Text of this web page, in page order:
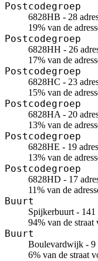
Postcodegroep
6828HB - 28
19% van de
Postcodegroep
6828HH - 26
17% van de
Postcodegroep
6828HC - 23
15% van de
Postcodegroep
6828HA - 20
13% van de
Postcodegroep
6828HE - 19
13% van de
Postcodegroep
6828HD - 17
11% van de
Buurt
Spijkerbuurt - 141
94% van de straat
Buurt
Boulevardwijk - 9
6% van de straat